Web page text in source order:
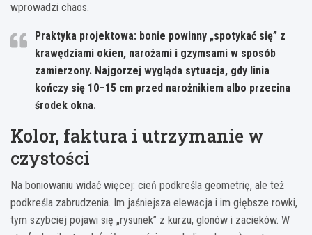
wprowadzi chaos.
Praktyka projektowa: bonie powinny „spotykać się” z
krawędziami okien, narożami i gzymsami w sposób
zamierzony. Najgorzej wygląda sytuacja, gdy linia
kończy się 10–15 cm przed narożnikiem albo przecina
środek okna.
Kolor, faktura i utrzymanie w
czystości
Na boniowaniu widać więcej: cień podkreśla geometrię, ale też
podkreśla zabrudzenia. Im jaśniejsza elewacja i im głębsze rowki,
tym szybciej pojawi się „rysunek” z kurzu, glonów i zacieków. W